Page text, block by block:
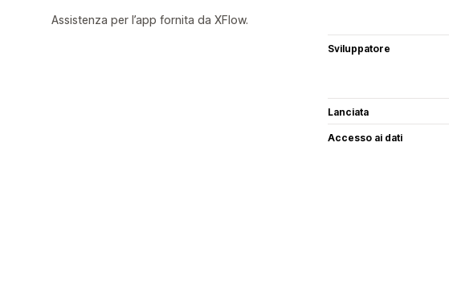
Assistenza per l’app fornita da XFlow.
Sviluppatore
Lanciata
Accesso ai dati